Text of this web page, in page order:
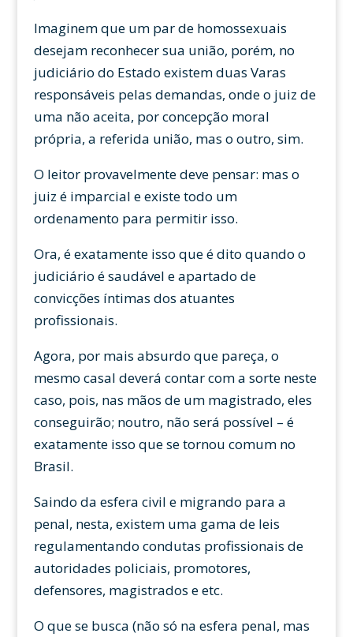
Imaginem que um par de homossexuais
desejam reconhecer sua união, porém, no
judiciário do Estado existem duas Varas
responsáveis pelas demandas, onde o juiz de
uma não aceita, por concepção moral
própria, a referida união, mas o outro, sim.
O leitor provavelmente deve pensar: mas o
juiz é imparcial e existe todo um
ordenamento para permitir isso.
Ora, é exatamente isso que é dito quando o
judiciário é saudável e apartado de
convicções íntimas dos atuantes
profissionais.
Agora, por mais absurdo que pareça, o
mesmo casal deverá contar com a sorte neste
caso, pois, nas mãos de um magistrado, eles
conseguirão; noutro, não será possível – é
exatamente isso que se tornou comum no
Brasil.
Saindo da esfera civil e migrando para a
penal, nesta, existem uma gama de leis
regulamentando condutas profissionais de
autoridades policiais, promotores,
defensores, magistrados e etc.
O que se busca (não só na esfera penal, mas